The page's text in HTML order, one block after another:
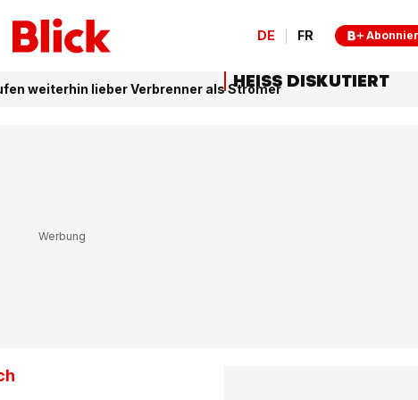
DE FR
weiterhin lieber Verbrenner als StromerHEISS DISKUTIERT